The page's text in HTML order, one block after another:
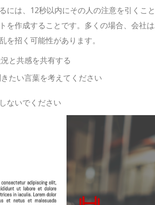
には、12秒以内にその人の注意を引くこ
を作成することです。多くの場合、会社
を招く可能性があります。
と共感を共有する
たい言葉を考えてください
ないでください